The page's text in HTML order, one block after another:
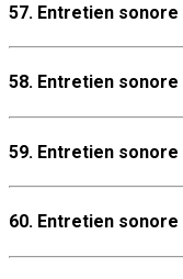
57. Entretien
58. Entretien sonore
59. Entretien sonore
60. Entretien